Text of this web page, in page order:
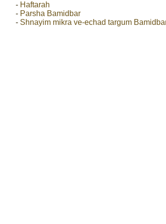
- Haftarah
- Parsha Bamidbar
- Shnayim mikra ve-echad targum